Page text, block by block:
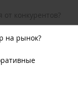
конкурентов?
на рынок?